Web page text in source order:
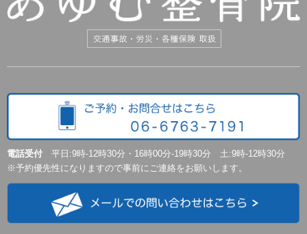
電話受付 平日:9時-12時30分・16時00分-19時30分 土:9時-12時30分
※予約優先性になりますので事前にご連絡をお願いします。